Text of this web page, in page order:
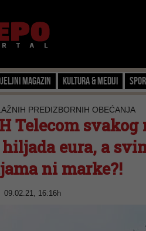
magazin Kultura & Mediji
PREDIZBORNIH OBEĆANJA
Telecom
hiljada eura, a
ni marke?!
09.02.21, 16:16h